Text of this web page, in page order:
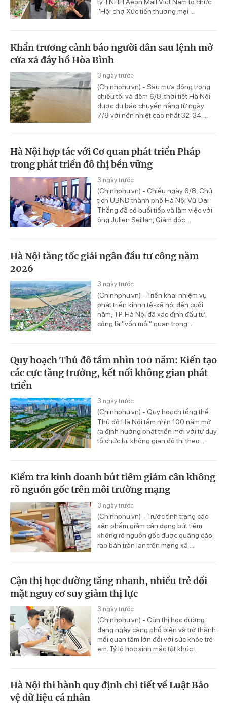
ty TNHH Aeon Mall Việt Nam tổ chức
"Hội chợ Xúc tiến thương mại ...
Khẩn trương cảnh báo người dân sau lệnh mở
cửa xả đáy hồ Hòa Bình
3 ngày trước
(Chinhphu.vn) - Sau mưa dông trong
chiều tối và đêm 6/8, thời tiết Hà Nội
được dự báo chuyển nắng từ ngày
7/8 với nền nhiệt cao nhất 32-34 ...
Hà Nội hợp tác với Cơ quan phát triển Pháp
trong phát triển đô thị bền vững
3 ngày trước
(Chinhphu.vn) - Chiều ngày 6/8, Chủ
tịch UBND thành phố Hà Nội Vũ Đại
Thắng đã có buổi tiếp và làm việc với
ông Julien Seillan, Giám đốc ...
Hà Nội tăng tốc giải ngân đầu tư công năm
2026
3 ngày trước
(Chinhphu.vn) - Triển khai nhiệm vụ
phát triển kinhh tế-xã hội đến cuối
năm, TP. Hà Nội đã xác định đầu tư
công là "vốn mồi" quan trọng ...
Quy hoạch Thủ đô tầm nhìn 100 năm: Kiến tạo
các cực tăng trưởng, kết nối không gian phát
triển
3 ngày trước
(Chinhphu.vn) - Quy hoạch tổng thể
Thủ đô Hà Nội tầm nhìn 100 năm mở
ra định hướng phát triển mới với tư duy
tổ chức lại không gian đô thị theo ...
Kiểm tra kinh doanh bút tiêm giảm cân không
rõ nguồn gốc trên môi trường mạng
3 ngày trước
(Chinhphu.vn) - Trước tình trạng các
sản phẩm giảm cân dạng bút tiêm
không rõ nguồn gốc được quảng cáo,
rao bán tràn lan trên mạng xã ...
Cận thị học đường tăng nhanh, nhiều trẻ đối
mặt nguy cơ suy giảm thị lực
3 ngày trước
(Chinhphu.vn) - Cận thị học đường
đang ngày càng phổ biến và trở thành
mối quan tâm lớn đối với sức khỏe trẻ
em. Tỷ lệ học sinh mắc tật khúc ...
Hà Nội thi hành quy định chi tiết về Luật Bảo
vệ dữ liệu cá nhân